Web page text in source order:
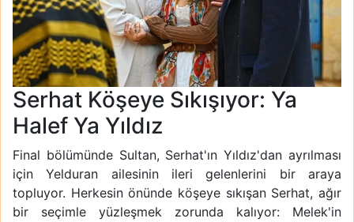
Serhat Köşeye Sıkışıyor: Ya
Halef Ya Yıldız
Final bölümünde Sultan, Serhat'ın Yıldız'dan ayrılması
için Yelduran ailesinin ileri gelenlerini bir araya
topluyor. Herkesin önünde köşeye sıkışan Serhat, ağır
bir seçimle yüzleşmek zorunda kalıyor: Melek'in